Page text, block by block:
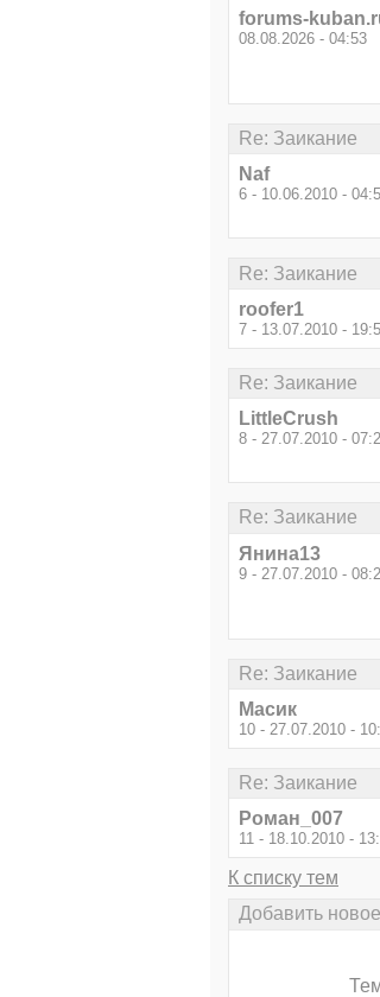
forums-
08.08.2026 - 04:53
Re: Заикание
Naf
6 - 10.06.2010 -
Re: Заикание
roofer1
7 - 13.07.2010 -
Re: Заикание
LittleCrush
8 - 27.07.2010 -
Re: Заикание
Янина13
9 - 27.07.2010 -
Re: Заикание
Масик
10 - 27.07.2010 -
Re: Заикание
Роман_007
11 - 18.10.2010 -
К списку тем
Добавить